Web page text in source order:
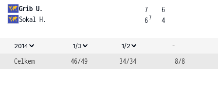
Grib U.
Sokal H.
7
67
6
4
2014 1/3 1/2
-
Celkem
46/49 34/34 8/8